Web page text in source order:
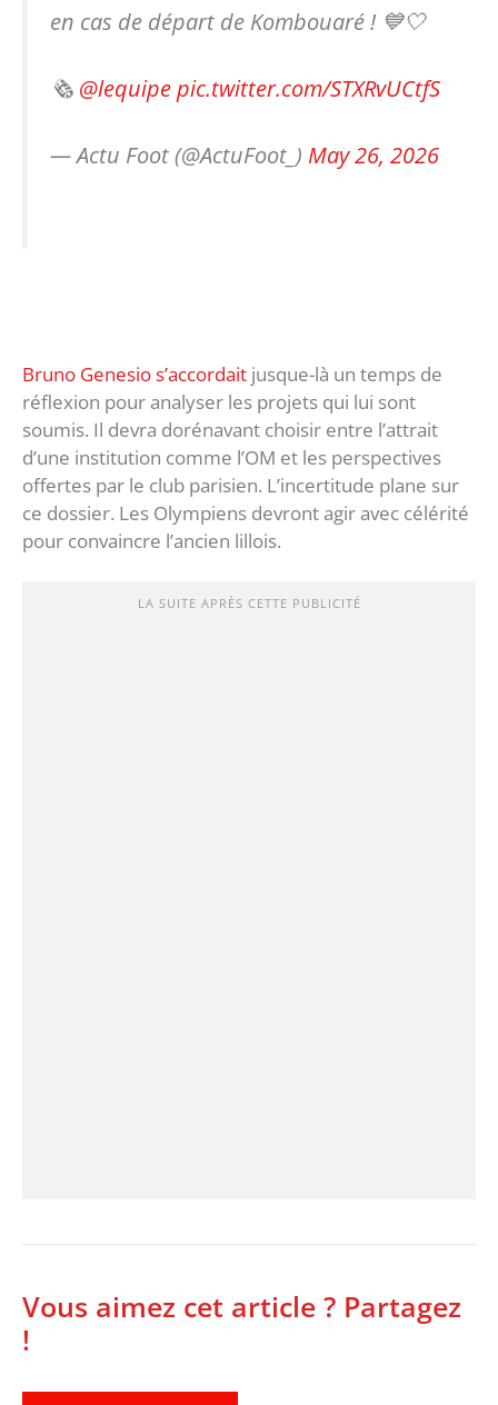
en cas de départ de Kombouaré ! 💙🤍
🗞️ @lequipepic.twitter.com/STXRvUCtfS
— Actu Foot (@ActuFoot_) May 26, 2026
Bruno Genesio s’accordait jusque-là un temps de
réflexion pour analyser les projets qui lui sont
soumis. Il devra dorénavant choisir entre l’attrait
d’une institution comme l’OM et les perspectives
offertes par le club parisien. L’incertitude plane sur
ce dossier. Les Olympiens devront agir avec célérité
pour convaincre l’ancien lillois.
LA SUITE APRÈS CETTE PUBLICITÉ
Vous aimez cet article ? Partagez
!